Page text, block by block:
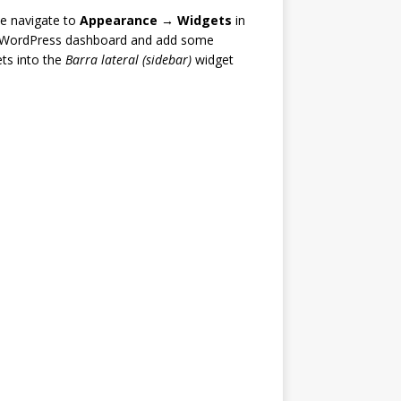
navigate to Appearance → Widgets in
dashboard and add some
into the Barra lateral (sidebar)widget